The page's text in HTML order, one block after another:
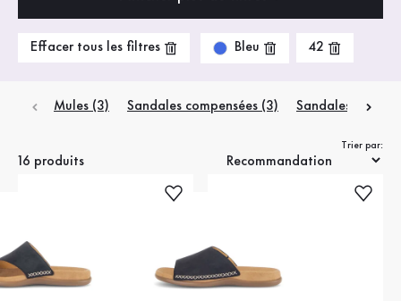
Effacer tous les filtres Bleu 42
Mules (3) Sandales compensées (3) Sandales de
16 produits
Trier par: